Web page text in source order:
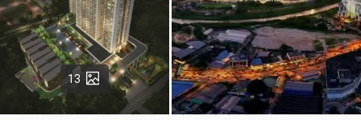
13 Gambar